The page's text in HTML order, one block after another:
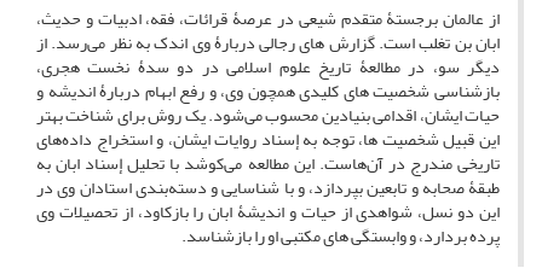
از عالمان برجستۀ متقدم شیعی در عرصۀ قرائات، فقه، ادبیات و حدیث،
ابان بن تغلب است. گزارش های رجالی دربارۀ وی اندک به نظر می‌رسد. از
دیگر سو، در مطالعۀ تاریخ علوم اسلامی در دو سدۀ نخست هجری،
بازشناسی شخصیت های کلیدی همچون وی، و رفع ابهام دربارۀ اندیشه و
حیات ایشان، اقدامی بنیادین محسوب می‌شود. یک روش برای شناخت بهتر
این قبیل شخصیت ها، توجه به إسناد روایات ایشان، و استخراج داده‌های
تاریخی مندرج در آن‌هاست. این مطالعه می‌کوشد با تحلیل إسناد ابان به
طبقۀ صحابه و تابعین بپردازد، و با شناسایی و دسته‌بندی استادان وی در
این دو نسل، شواهدی از حیات و اندیشۀ ابان را بازکاود، از تحصیلات وی
پرده بردارد، و وابستگی های مکتبی او را بازشناسد.